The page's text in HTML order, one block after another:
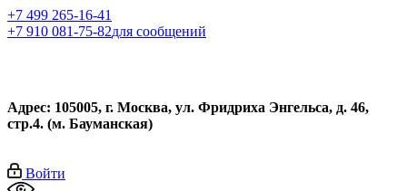
+7 499 265-16-41
+7 910 081-75-82для сообщений
Адрес: 105005, г. Москва, ул. Фридриха Энгельса, д. 46,
стр.4. (м. Бауманская)
Войти